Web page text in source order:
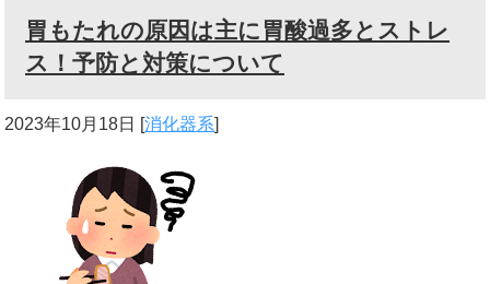
胃もたれの原因は主に胃酸過多とストレ
ス！予防と対策について
2023年10月18日 [消化器系]